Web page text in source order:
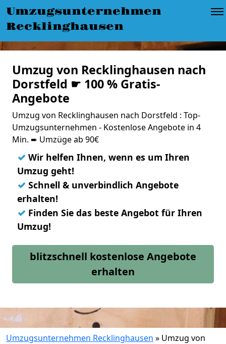
Umzugsunternehmen
Recklinghausen
Umzug von Recklinghausen nach
Dorstfeld ☛ 100 % Gratis-
Angebote
Umzug von Recklinghausen nach Dorstfeld : Top-
Umzugsunternehmen - Kostenlose Angebote in 4
Min. ➨ Umzüge ab 90€
✓ Wir helfen Ihnen, wenn es um Ihren
Umzug geht!
✓ Schnell & unverbindlich Angebote
erhalten!
✓ Finden Sie das beste Angebot für Ihren
Umzug!
blitzschnell kostenlose Angebote
erhalten
Umzugsunternehmen Recklinghausen » Umzug von